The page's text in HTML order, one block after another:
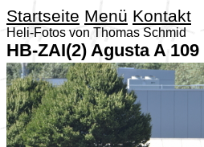
Startseite Menü Kontakt
Heli-Fotos von Thomas Schmid
HB-ZAI(2) Agusta A